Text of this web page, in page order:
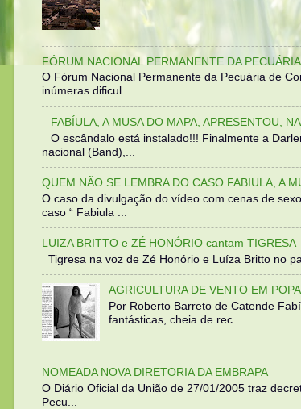
FÓRUM NACIONAL PERMANENTE DA
O Fórum Nacional Permanente da Pecuária de
inúmeras dificul...
FABÍULA, A MUSA DO MAPA, APRESENTOU,
O escândalo está instalado!!! Finalmente a
nacional (Band),...
QUEM NÃO SE LEMBRA DO CASO FABIULA, A
O caso da divulgação do vídeo com cenas de
caso “ Fabiula ...
LUIZA BRITTO e ZÉ HONÓRIO cantam TIGRESA
Tigresa na voz de Zé Honório e Luíza Britto no
AGRICULTURA DE VENTO EM POPA
Por Roberto Barreto de Catende
fantásticas, cheia de rec...
NOMEADA NOVA DIRETORIA DA EMBRAPA
O Diário Oficial da União de 27/01/2005 traz
Pecu...